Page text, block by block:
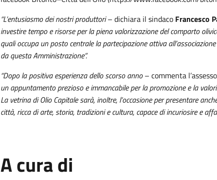
“L’entusiasmo dei nostri produttori– dichiara il sindaco Francesco
investire tempo e risorse per la piena valorizzazione del comparto
quali occupa un posto centrale la partecipazione attiva
da questa Amministrazione”.
“Dopo la positiva esperienza dello scorso anno– commenta
un appuntamento prezioso e immancabile per la promozione e la
La vetrina di Olio Capitale sarà, inoltre, l’occasione per presentare
città, ricca di arte, storia, tradizioni e cultura, capace di incuriosire e
A cura di